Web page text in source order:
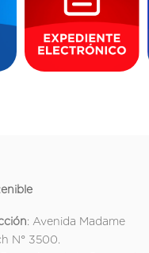
: Avenida Madame
N° 3500.